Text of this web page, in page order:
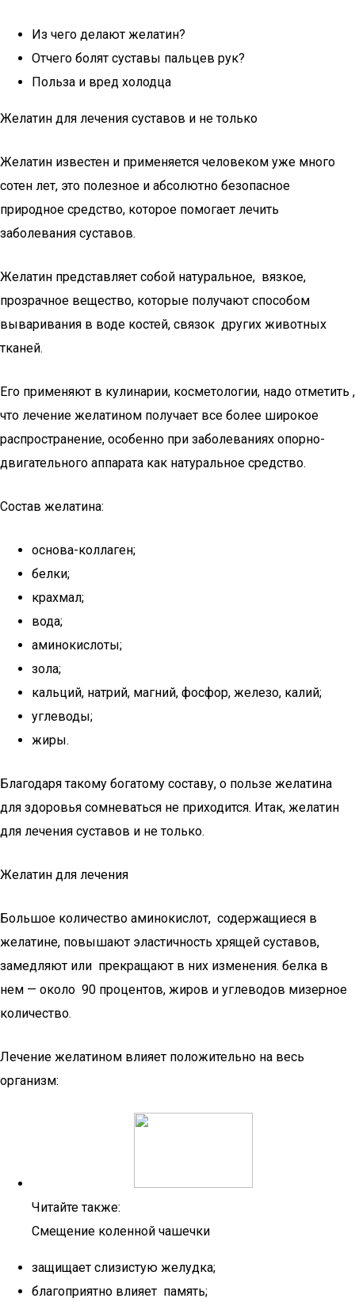
Из чего делают желатин?
Отчего болят суставы пальцев рук?
Польза и вред холодца
Желатин для лечения суставов и не только
Желатин известен и применяется человеком уже много
сотен лет, это полезное и абсолютно безопасное
природное средство, которое помогает лечить
заболевания суставов.
Желатин представляет собой натуральное, вязкое,
прозрачное вещество, которые получают способом
вываривания в воде костей, связок других животных
тканей.
Его применяют в кулинарии, косметологии, надо отметить ,
что лечение желатином получает все более широкое
распространение, особенно при заболеваниях опорно-
двигательного аппарата как натуральное средство.
Состав желатина:
основа-коллаген;
белки;
крахмал;
вода;
аминокислоты;
зола;
кальций, натрий, магний, фосфор, железо, калий;
углеводы;
жиры.
Благодаря такому богатому составу, о пользе желатина
для здоровья сомневаться не приходится. Итак, желатин
для лечения суставов и не только.
Желатин для лечения
Большое количество аминокислот, содержащиеся в
желатине, повышают эластичность хрящей суставов,
замедляют или прекращают в них изменения. белка в
нем — около 90 процентов, жиров и углеводов мизерное
количество.
Лечение желатином влияет положительно на весь
организм:
Читайте также:
Смещение коленной чашечки
защищает слизистую желудка;
благоприятно влияет память;